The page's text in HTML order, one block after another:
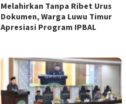
Melahirkan Tanpa Ribet Urus
Dokumen, Warga Luwu Timur
Apresiasi Program IPBAL